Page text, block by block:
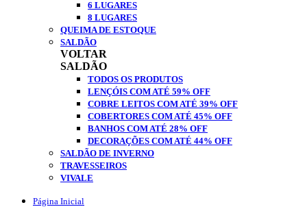
6 LUGARES
8 LUGARES
QUEIMA DE ESTOQUE
SALDÃO
VOLTAR
SALDÃO
TODOS OS PRODUTOS
LENÇÓIS COM ATÉ 59% OFF
COBRE LEITOS COM ATÉ 39% OFF
COBERTORES COM ATÉ 45% OFF
BANHOS COM ATÉ 28% OFF
DECORAÇÕES COM ATÉ 44% OFF
SALDÃO DE INVERNO
TRAVESSEIROS
VIVALE
Página Inicial